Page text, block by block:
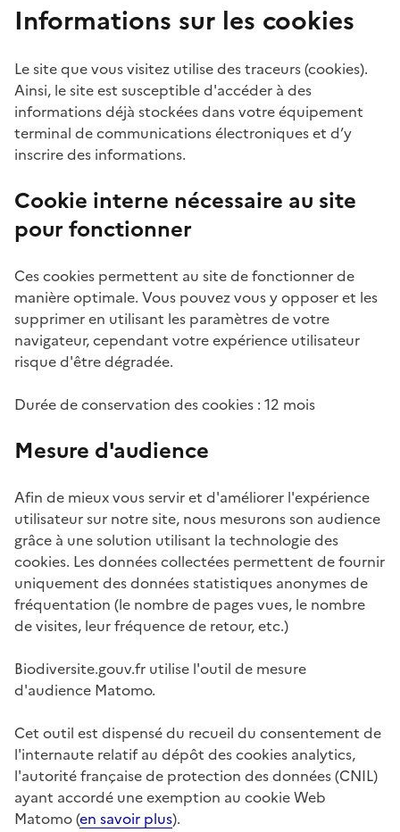
Informations sur les cookies
Le site que vous visitez utilise des traceurs (cookies).
Ainsi, le site est susceptible d'accéder à des
informations déjà stockées dans votre équipement
terminal de communications électroniques et d’y
inscrire des informations.
Cookie interne nécessaire au site
pour fonctionner
Ces cookies permettent au site de fonctionner de
manière optimale. Vous pouvez vous y opposer et les
supprimer en utilisant les paramètres de votre
navigateur, cependant votre expérience utilisateur
risque d'être dégradée.
Durée de conservation des cookies : 12 mois
Mesure d'audience
Afin de mieux vous servir et d'améliorer l'expérience
utilisateur sur notre site, nous mesurons son audience
grâce à une solution utilisant la technologie des
cookies. Les données collectées permettent de fournir
uniquement des données statistiques anonymes de
fréquentation (le nombre de pages vues, le nombre
de visites, leur fréquence de retour, etc.)
Biodiversite.gouv.fr utilise l'outil de mesure
d'audience Matomo.
Cet outil est dispensé du recueil du consentement de
l'internaute relatif au dépôt des cookies analytics,
l'autorité française de protection des données (CNIL)
ayant accordé une exemption au cookie Web
Matomo (en savoir plus).